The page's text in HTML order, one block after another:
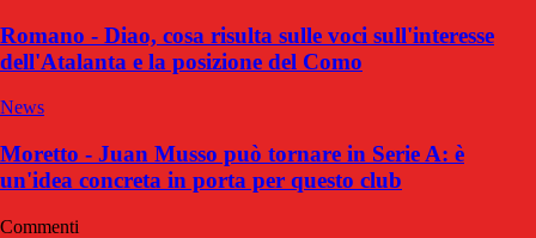
Romano - Diao, cosa risulta sulle voci sull'interesse
dell'Atalanta e la posizione del Como
News
Moretto - Juan Musso può tornare in Serie A: è
un'idea concreta in porta per questo club
Commenti